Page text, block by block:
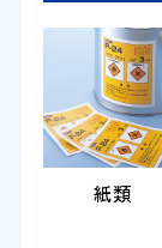
紙類